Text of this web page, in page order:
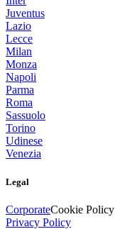
Juventus
Lazio
Lecce
Milan
Monza
Napoli
Parma
Roma
Sassuolo
Torino
Udinese
Venezia
Legal
CorporateCookie Policy
Privacy Policy